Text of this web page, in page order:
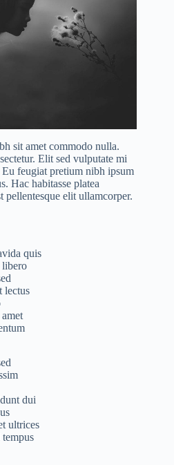
sit amet commodo nulla.
Elit sed vulputate mi
feugiat pretium nibh ipsum
Hac habitasse platea
pellentesque elit ullamcorper.
quis
libero
lectus
dui
ultrices